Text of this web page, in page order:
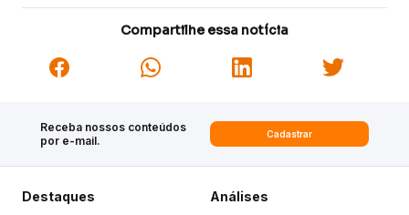
Compartilhe essa notícia
Receba nossos conteúdos
por e-mail.
Cadastrar
Destaques Análises